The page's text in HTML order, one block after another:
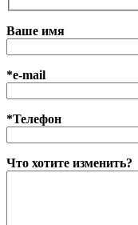
Ваше имя
*e-mail
*Телефон
Что хотите изменить?